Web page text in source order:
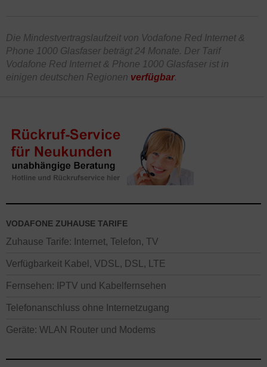
Die Mindestvertragslaufzeit von Vodafone Red Internet &
Phone 1000 Glasfaser beträgt 24 Monate. Der Tarif
Vodafone Red Internet & Phone 1000 Glasfaser ist in
einigen deutschen Regionen verfügbar.
VODAFONE ZUHAUSE TARIFE
Zuhause Tarife: Internet, Telefon, TV
Verfügbarkeit Kabel, VDSL, DSL, LTE
Fernsehen: IPTV und Kabelfernsehen
Telefonanschluss ohne Internetzugang
Geräte: WLAN Router und Modems